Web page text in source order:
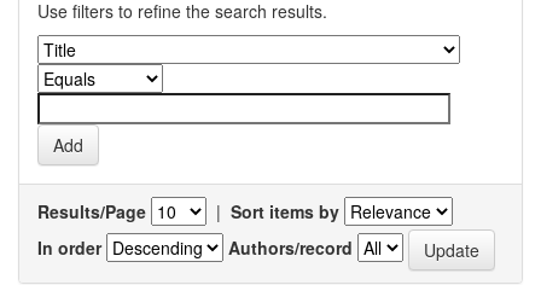
Use filters to refine the search results.
Results/Page | Sort items by
In order
Authors/record